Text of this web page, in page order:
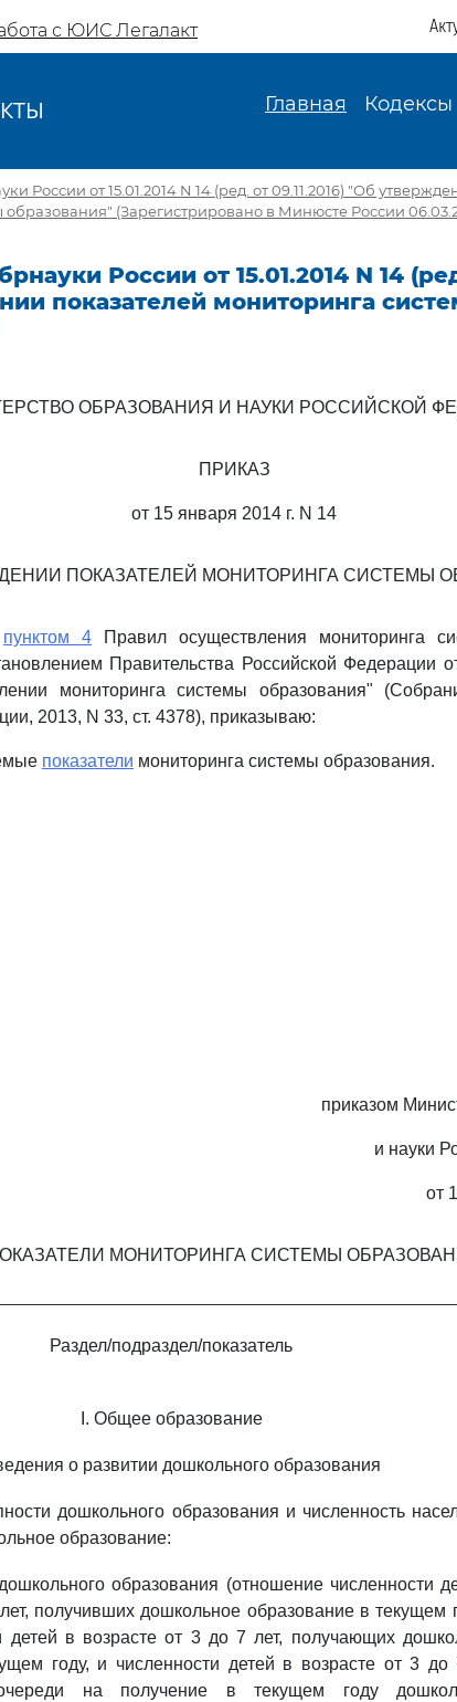
с ЮИС Легалакт
Главная Кодексы
России от 15.01.2014 N 14 (ред. от 09.11.2016) "Об
(Зарегистрировано в Минюсте России
России от 15.01.2014 N 14
показателей мониторинга
ОБРАЗОВАНИЯ И НАУКИ РОССИЙСКОЙ
ПРИКАЗ
от 15 января 2014 г. N 14
ПОКАЗАТЕЛЕЙ МОНИТОРИНГА СИСТЕМЫ
пунктом 4 Правил осуществления мониторинга
Правительства Российской Федерации
мониторинга системы образования"
2013, N 33, ст. 4378), приказываю:
показатели мониторинга системы образования.
приказом
и науки
от
МОНИТОРИНГА СИСТЕМЫ
Раздел/подраздел/показатель
I. Общее образование
о развитии дошкольного образования
дошкольного образования и численность
образование:
образования (отношение численности
получивших дошкольное образование в текущем
детей в возрасте от 3 до 7 лет, получающих
году, и численности детей в возрасте от 3 до
на получение в текущем году